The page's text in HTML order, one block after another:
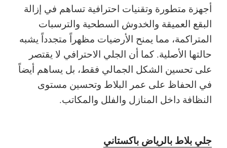
أجهزة متطورة وتقنيات احترافية تساهم في إزالة
البقع العميقة والخدوش السطحية والترسبات
المتراكمة، مما يمنح الأرضيات مظهراً متجدداً يشبه
حالتها الأصلية. كما أن الجلي الاحترافي لا يقتصر
على تحسين الشكل الجمالي فقط، بل يساهم أيضاً
في الحفاظ على عمر البلاط وتحسين مستوى
النظافة داخل المنازل والفلل والمكاتب.
جلي بلاط بالرياض باكستاني